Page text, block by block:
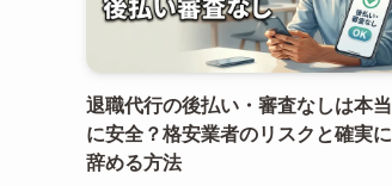
退職代行の後払い・審査なしは本当
に安全？格安業者のリスクと確実に
辞める方法